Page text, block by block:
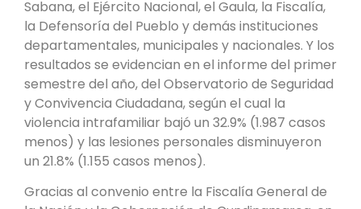
Sabana, el Ejército Nacional, el Gaula, la Fiscalía,
la Defensoría del Pueblo y demás instituciones
departamentales, municipales y nacionales. Y los
resultados se evidencian en el informe del primer
semestre del año, del Observatorio de Seguridad
y Convivencia Ciudadana, según el cual la
violencia intrafamiliar bajó un 32.9% (1.987 casos
menos) y las lesiones personales disminuyeron
un 21.8% (1.155 casos menos).
Gracias al convenio entre la Fiscalía General de